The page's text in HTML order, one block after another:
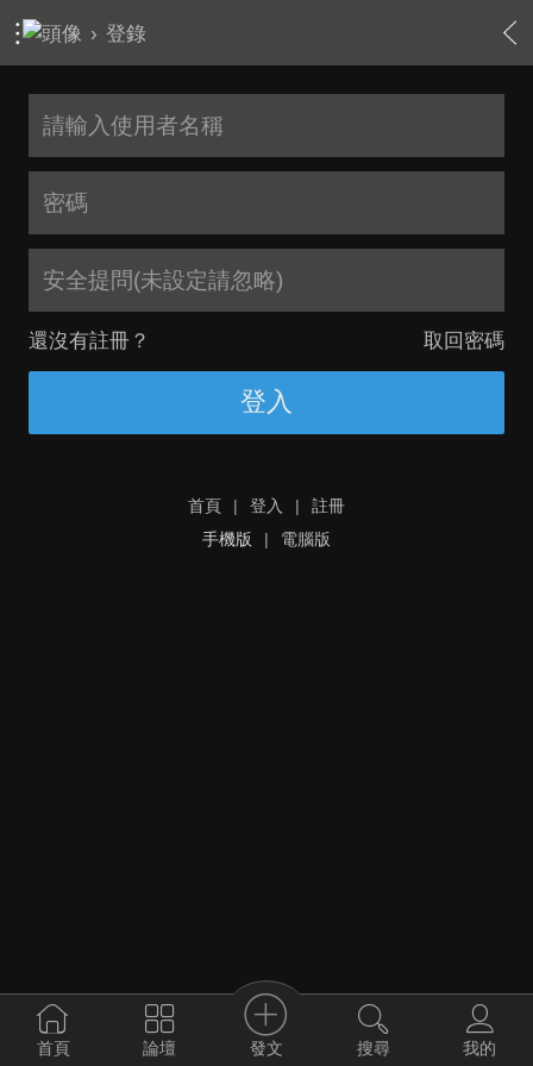
› 登錄
安全提問(未設定請忽略)
還沒有註冊？ 取回密碼
登入
首頁 | 登入 |
註冊
手機版
| 電腦版
首頁 論壇 發文 搜尋 我的